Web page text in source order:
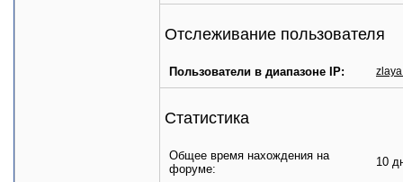
Отслеживание пользователя
Пользователи в диапазоне IP:
Статистика
Общее время нахождения на
форуме:
10